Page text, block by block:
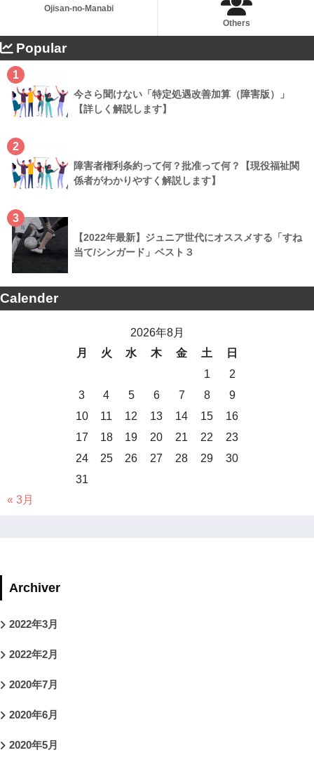
Ojisan-no-Manabi
Others
Popular
1
今さら聞けない「特定処遇改善加算（障害版）」
【詳しく解説します】
2
障害者権利条約って何？批准って何？【現役福祉関
係者がわかりやすく解説します】
3
【2022年最新】ジュニア世代にオススメする「すね
当て/シンガード」ベスト３
Calender
2026年8月
月
火 水 木 金 土
日
1
2
3
4 5 6 7 8
9
10
11 12 13 14 15
16
17
18 19 20 21 22
23
24
25 26 27 28 29
30
31
« 3月
Archiver
2022年3月
2022年2月
2020年7月
2020年6月
2020年5月